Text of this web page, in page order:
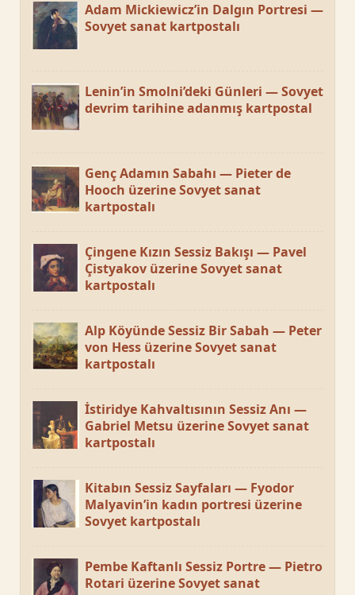
Adam Mickiewicz’in Dalgın Portresi —
Sovyet sanat kartpostalı
Lenin’in Smolni’deki Günleri — Sovyet
devrim tarihine adanmış kartpostal
Genç Adamın Sabahı — Pieter de
Hooch üzerine Sovyet sanat
kartpostalı
Çingene Kızın Sessiz Bakışı — Pavel
Çistyakov üzerine Sovyet sanat
kartpostalı
Alp Köyünde Sessiz Bir Sabah — Peter
von Hess üzerine Sovyet sanat
kartpostalı
İstiridye Kahvaltısının Sessiz Anı —
Gabriel Metsu üzerine Sovyet sanat
kartpostalı
Kitabın Sessiz Sayfaları — Fyodor
Malyavin’in kadın portresi üzerine
Sovyet kartpostalı
Pembe Kaftanlı Sessiz Portre — Pietro
Rotari üzerine Sovyet sanat